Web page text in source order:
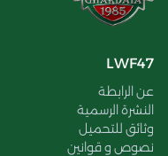
LWF47
عن الرابطة
النشرة الرسمية
وثائق للتحميل
نصوص و قوانين